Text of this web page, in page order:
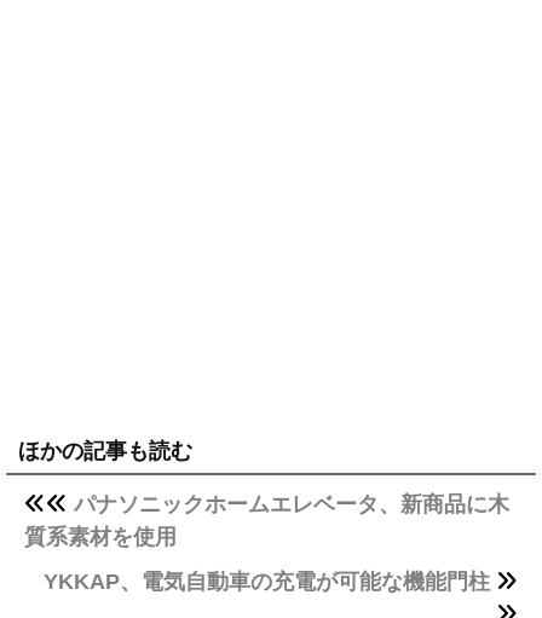
ほかの記事も読む
パナソニックホームエレベータ、新商品に木
質系素材を使用
YKKAP、電気自動車の充電が可能な機能門柱